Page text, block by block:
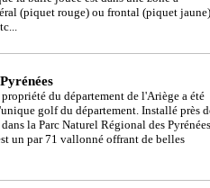
(piquet rouge) ou frontal (piquet
du département de l'Ariège a été
golf du département. Installé près
la Parc Naturel Régional des Pyrénées
un par 71 vallonné offrant de belles